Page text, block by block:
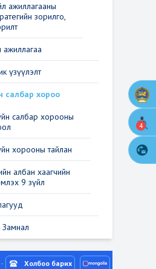
ажиллагааны
зорилго,
үзүүлэлт
салбар хороо
салбар хорооны
хорооны тайлан
албан хаагчийн
9 зүйл
Замнал
Холбоо барих
4